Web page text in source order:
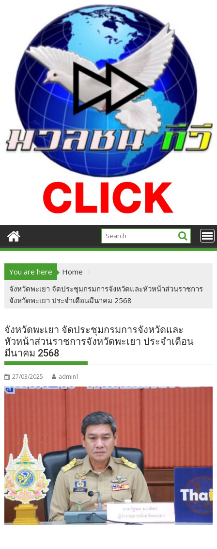
You are here
Home
จังหวัดพะเยา จัดประชุมกรมการจังหวัดและหัวหน้าส่วนราชการ
จังหวัดพะเยา ประจำเดือนมีนาคม 2568
จังหวัดพะเยา จัดประชุมกรมการจังหวัดและ
หัวหน้าส่วนราชการจังหวัดพะเยา ประจำเดือน
มีนาคม 2568
27/03/2025 admin1